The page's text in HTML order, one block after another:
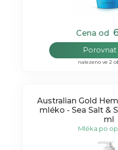
Cena od
Porovnat
nalezeno ve 2
Australian Gold
mléko - Sea Salt &
ml
Mléka po